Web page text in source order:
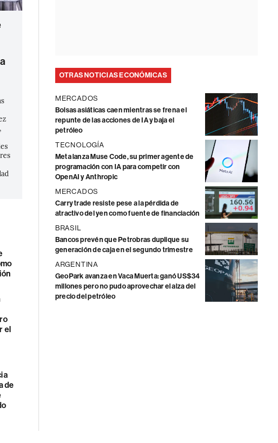
el
de
OTRAS NOTICIAS ECONÓMICAS
MERCADOS
Bolsas asiáticas caen mientras se frena el
repunte de las acciones de IA y baja el
petróleo
TECNOLOGÍA
Meta lanza Muse Code, su primer agente de
programación con IA para competir con
OpenAI y Anthropic
MERCADOS
Carry trade resiste pese a la pérdida de
atractivo del yen como fuente de financiación
BRASIL
Bancos prevén que Petrobras duplique su
generación de caja en el segundo trimestre
ARGENTINA
GeoPark avanza en Vaca Muerta: ganó US$34
millones pero no pudo aprovechar el alza del
precio del petróleo